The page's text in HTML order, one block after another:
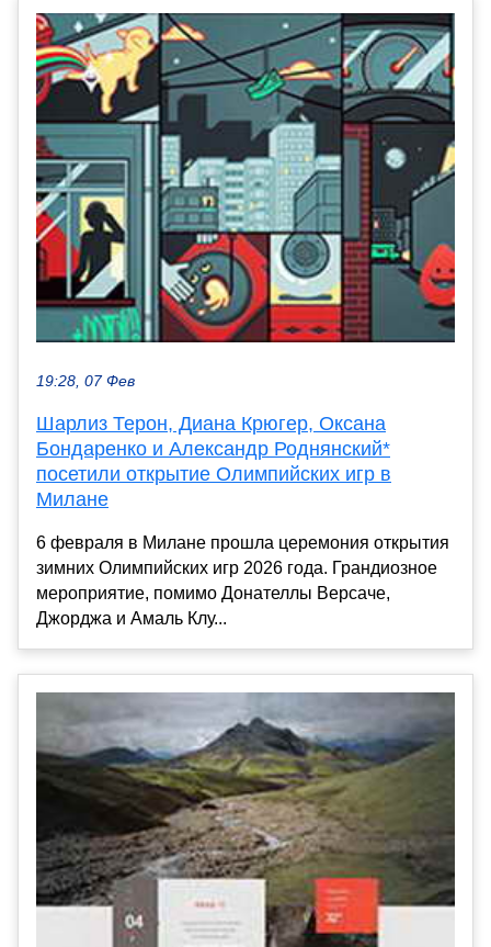
19:28, 07 Фев
Шарлиз Терон, Диана Крюгер, Оксана
Бондаренко и Александр Роднянский*
посетили открытие Олимпийских игр в
Милане
6 февраля в Милане прошла церемония открытия
зимних Олимпийских игр 2026 года. Грандиозное
мероприятие, помимо Донателлы Версаче,
Джорджа и Амаль Клу...